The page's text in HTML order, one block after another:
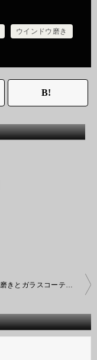
ウインドウ磨き
福岡の車磨きとガラスコーティング＋ウインドウフィルム施工 「磨き魂」